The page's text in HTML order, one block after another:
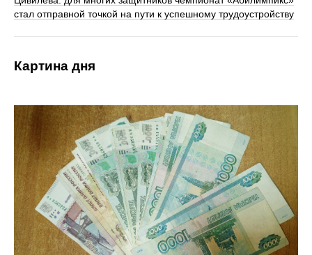
стал отправной точкой на пути к успешному трудоустройству
Картина дня